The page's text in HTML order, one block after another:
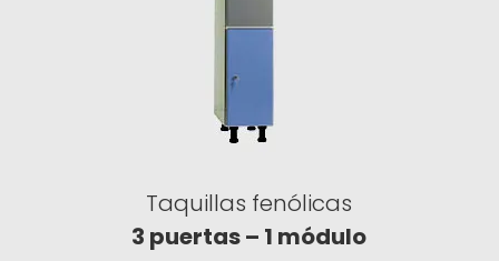
Taquillas fenólicas
3 puertas – 1 módulo